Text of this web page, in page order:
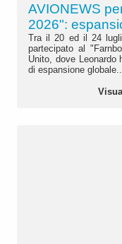
AVIONEWS
2026":
Tra il 20 ed il 24
partecipato al
Unito, dove Leonardo
di espansione globale....